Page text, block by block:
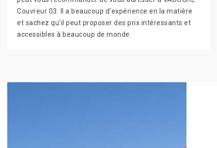
Couvreur 03. Il a beaucoup d'expérience en la matière
et sachez qu'il peut proposer des prix intéressants et
accessibles à beaucoup de monde.